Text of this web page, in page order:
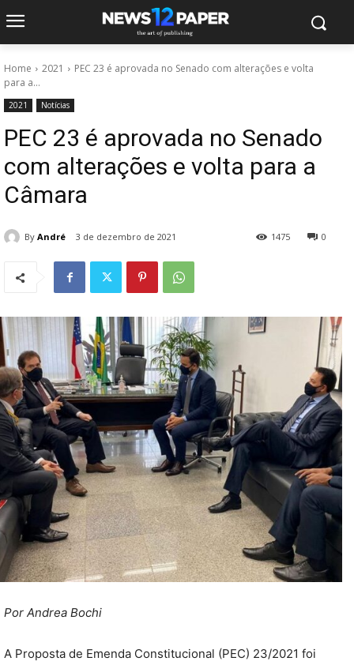
Home 2021
PEC 23 é aprovada no Senado com alterações e volta
para a...
2021 Notícias
PEC 23 é aprovada no Senado
com alterações e volta para a
Câmara
By André 3 de dezembro de 2021 0
1475
Por Andrea Bochi
A Proposta de Emenda Constitucional (PEC) 23/2021 foi